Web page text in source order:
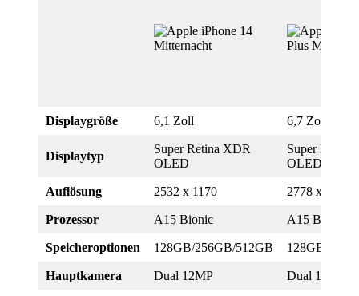
Displaygröße 6,1 Zoll 6,7 Zoll
Displaytyp
Super Retina XDR
OLED
Super Retina
OLED
Auflösung 2532 x 1170 2778 x 1284
Prozessor A15 Bionic A15 Bionic
Speicheroptionen 128GB/256GB/512GB 128GB/
Hauptkamera Dual 12MP Dual 12MP